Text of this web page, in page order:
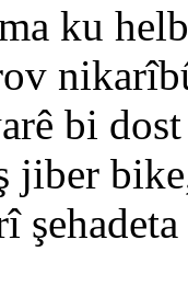
ku
bi
jiber